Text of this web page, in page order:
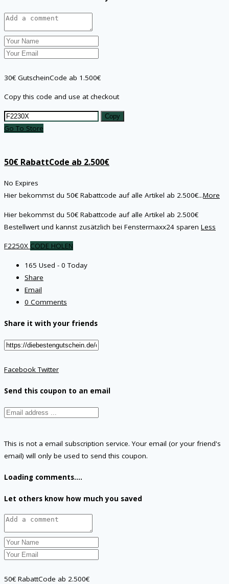
30€ GutscheinCode ab 1.500€
Copy this code and use at checkout
Copy
Go To Store
50€ RabattCode ab 2.500€
No Expires
Hier bekommst du 50€ Rabattcode auf alle Artikel ab 2.500€...More
Hier bekommst du 50€ Rabattcode auf alle Artikel ab 2.500€
Bestellwert und kannst zusätzlich bei Fenstermaxx24 sparen Less
F2250X CODE HOLEN
165 Used - 0 Today
Share
Email
0 Comments
Share it with your friends
FacebookTwitter
Send this coupon to an email
This is not a email subscription service. Your email (or your friend's
email) will only be used to send this coupon.
Loading comments....
Let others know how much you saved
50€ RabattCode ab 2.500€